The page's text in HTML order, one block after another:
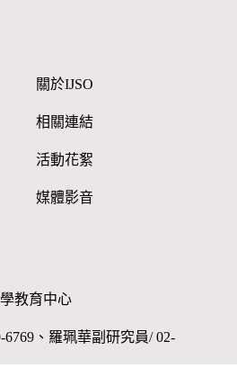
關於IJSO
相關連結
活動花絮
媒體影音
教育中心
6769、羅珮華副研究員/ 02-